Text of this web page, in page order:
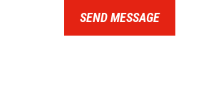
SEND MESSAGE